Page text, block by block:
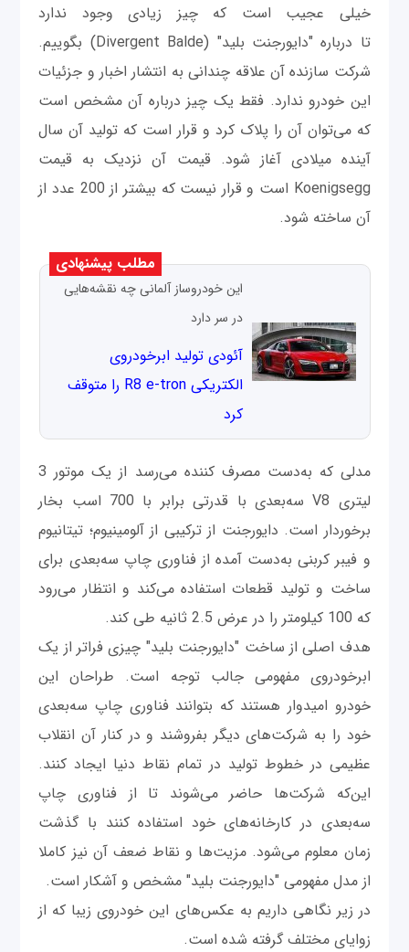
خیلی عجیب است که چیز زیادی وجود ندارد
تا درباره "دایورجنت بلید" (Divergent Balde)‌ بگوییم.
شرکت سازنده آن علاقه چندانی به انتشار اخبار و جزئیات
این خودرو ندارد. فقط یک چیز درباره آن مشخص است
که می‌توان آن را پلاک کرد و قرار است که تولید آن سال
آینده میلادی آغاز شود. قیمت آن نزدیک به قیمت
Koenigsegg است و قرار نیست که بیشتر از 200 عدد از
آن ساخته شود.
مطلب پیشنهادی
این خودروساز آلمانی چه نقشه‌هایی
در سر دارد
آئودی تولید ابرخودروی
الکتریکی R8 e-tron را متوقف
کرد
مدلی که به‌دست مصرف کننده می‌رسد از یک موتور 3
لیتری V8 سه‌بعدی با قدرتی برابر با 700 اسب بخار
برخوردار است. دایورجنت از ترکیبی از آلومینیوم؛ تیتانیوم
و فیبر کربنی به‌دست آمده از فناوری چاپ سه‌بعدی برای
ساخت و تولید قطعات استفاده می‌کند و انتظار می‌رود
که 100 کیلومتر را در عرض 2.5 ثانیه طی کند.
هدف اصلی از ساخت "دایورجنت بلید" چیزی فراتر از یک
ابرخودروی مفهومی جالب توجه است. طراحان این
خودرو امیدوار هستند که بتوانند فناوری چاپ سه‌بعدی
خود را به شرکت‌های دیگر بفروشند و در کنار آن انقلاب
عظیمی در خطوط تولید در تمام نقاط دنیا ایجاد کنند.
این‌که شرکت‌ها حاضر می‌شوند تا از فناوری چاپ
سه‌بعدی در کارخانه‌های خود استفاده کنند با گذشت
زمان معلوم می‌شود. مزیت‌ها و نقاط ضعف آن نیز کاملا
از مدل مفهومی "دایورجنت بلید" مشخص و آشکار است.
در زیر نگاهی داریم به عکس‌های این خودروی زیبا که از
زوایای مختلف گرفته شده است.